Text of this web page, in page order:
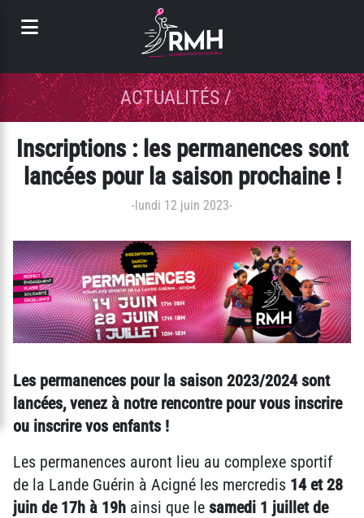
ACTUALITÉS/
Inscriptions : les permanences sont
lancées pour la saison prochaine !
-lundi 12 juin 2023-
Les permanences pour la saison 2023/2024 sont
lancées, venez à notre rencontre pour vous inscrire
ou inscrire vos enfants !
Les permanences auront lieu au complexe sportif
de la Lande Guérin à Acigné les mercredis 14 et 28
juin de 17h à 19h ainsi que le samedi 1 juillet de
Panneau de gestion des cookies